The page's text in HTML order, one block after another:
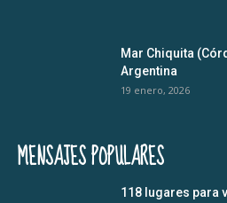
Mar Chiquita
Argentina
19 enero, 2026
MENSAJES POPULARES
118 lugares para